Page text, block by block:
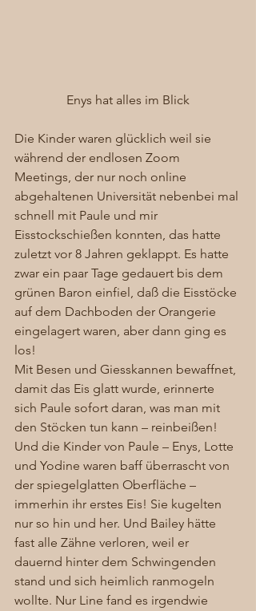
Enys hat alles im Blick
Die Kinder waren glücklich weil sie
während der endlosen Zoom
Meetings, der nur noch online
abgehaltenen Universität nebenbei mal
schnell mit Paule und mir
Eisstockschießen konnten, das hatte
zuletzt vor 8 Jahren geklappt. Es hatte
zwar ein paar Tage gedauert bis dem
grünen Baron einfiel, daß die Eisstöcke
auf dem Dachboden der Orangerie
eingelagert waren, aber dann ging es
los!
Mit Besen und Giesskannen bewaffnet,
damit das Eis glatt wurde, erinnerte
sich Paule sofort daran, was man mit
den Stöcken tun kann – reinbeißen!
Und die Kinder von Paule – Enys, Lotte
und Yodine waren baff überrascht von
der spiegelglatten Oberfläche –
immerhin ihr erstes Eis! Sie kugelten
nur so hin und her. Und Bailey hätte
fast alle Zähne verloren, weil er
dauernd hinter dem Schwingenden
stand und sich heimlich ranmogeln
wollte. Nur Line fand es irgendwie